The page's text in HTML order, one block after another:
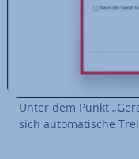
Unter dem Punkt
sich au­to­ma­ti­sche